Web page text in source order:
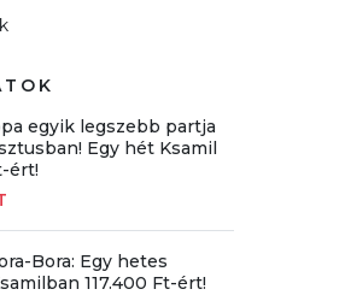
egyik legszebb partja
Egy hét Ksamil
ért!
Bora: Egy hetes
117.400 Ft-ért!